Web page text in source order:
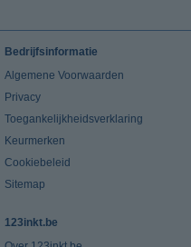
Bedrijfsinformatie
Algemene Voorwaarden
Privacy
Toegankelijkheidsverklaring
Keurmerken
Cookiebeleid
Sitemap
123inkt.be